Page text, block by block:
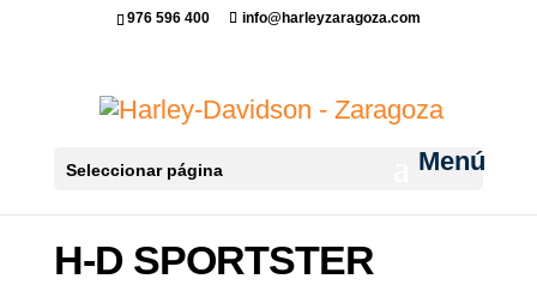
976 596 400 info@harleyzaragoza.com
Seleccionar página
H-D SPORTSTER